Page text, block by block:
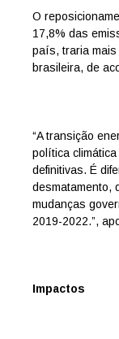
O
17,8% das
país, traria
brasileira, de
“A transição
política
definitivas. É
desmatamento,
mudanças
2019-2022.”,
Impactos